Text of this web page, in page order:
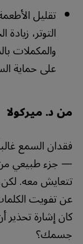
تقليل
التوتر،
والمكملات
على حماية
من د. ميركولا
فقدان السمع
— جزء طبيعي
تتعايش معه.
عن تفويت
كان إشارة
جسمك؟